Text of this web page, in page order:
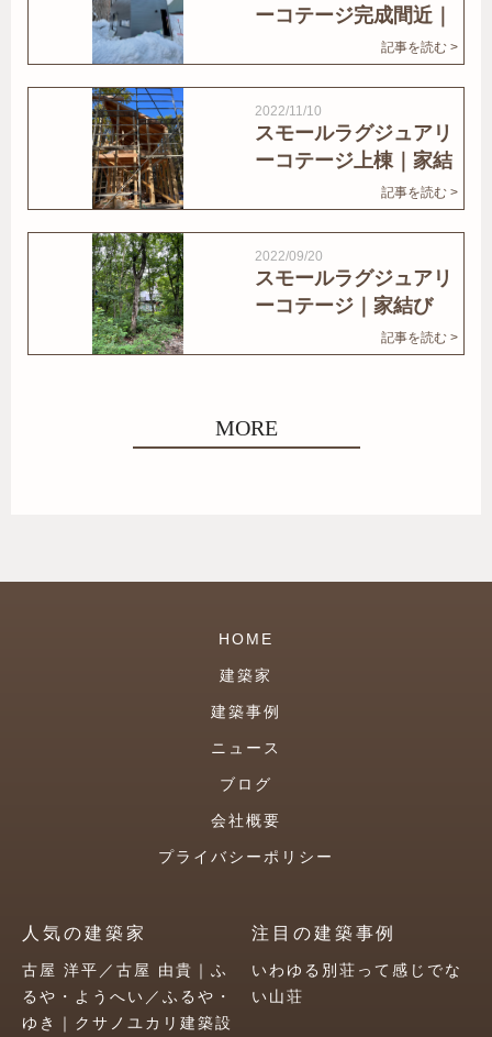
ーコテージ完成間近｜
記事を読む >
2022/11/10
スモールラグジュアリ
ーコテージ上棟｜家結
記事を読む >
2022/09/20
スモールラグジュアリ
ーコテージ｜家結び
記事を読む >
MORE
HOME
建築家
建築事例
ニュース
ブログ
会社概要
プライバシーポリシー
人気の建築家
古屋 洋平／古屋 由貴｜ふ
るや・ようへい／ふるや・
ゆき｜クサノユカリ建築設
注目の建築事例
いわゆる別荘って感じでな
い山荘